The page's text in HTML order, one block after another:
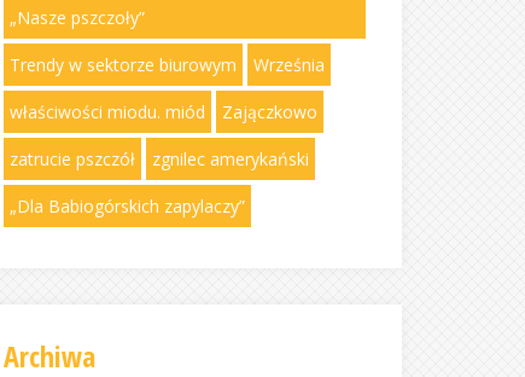
„Nasze pszczoły”
Trendy w sektorze biurowym Września
właściwości miodu. miód Zajączkowo
zatrucie pszczół zgnilec amerykański
„Dla Babiogórskich zapylaczy”
Archiwa